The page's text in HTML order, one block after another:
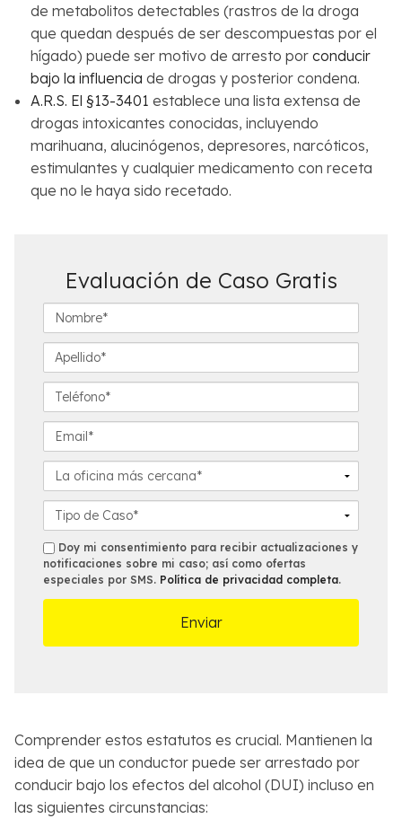
de metabolitos detectables (rastros de la droga
que quedan después de ser descompuestas por el
hígado) puede ser motivo de arresto por conducir
bajo la influencia de drogas y posterior condena.
A.R.S. El §13-3401 establece una lista extensa de
drogas intoxicantes conocidas, incluyendo
marihuana, alucinógenos, depresores, narcóticos,
estimulantes y cualquier medicamento con receta
que no le haya sido recetado.
Evaluación de Caso Gratis
o
m
r
*
p
e
l
d
*
e
l
f
n
*
m
a
l
a
o
i
c
i
n
c
a
n
a
e
t
a
l
l
s
a
s
o
*
s
m
s
Doy mi consentimiento para recibir actualizaciones y
notificaciones sobre mi caso; así como ofertas
especiales por SMS. Política de privacidad completa.
Comprender estos estatutos es crucial. Mantienen la
idea de que un conductor puede ser arrestado por
conducir bajo los efectos del alcohol (DUI) incluso en
las siguientes circunstancias: